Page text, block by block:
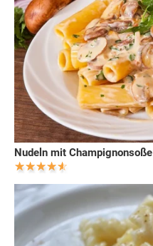
Nudeln mit Champignonsoße